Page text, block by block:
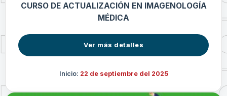
CURSO DE ACTUALIZACIÓN EN IMAGENOLOGÍA
MÉDICA
Ver más detalles
Inicio: 22 de septiembre del 2025